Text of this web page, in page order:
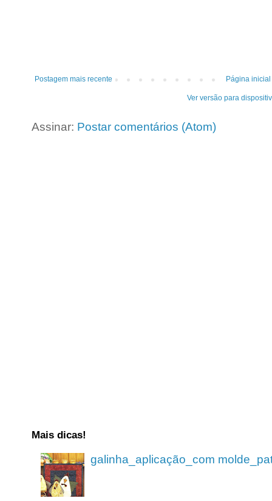
Postagem mais recente Página inicial
Ver versão para
Assinar: Postar comentários (Atom)
Mais dicas!
galinha_aplicação_com